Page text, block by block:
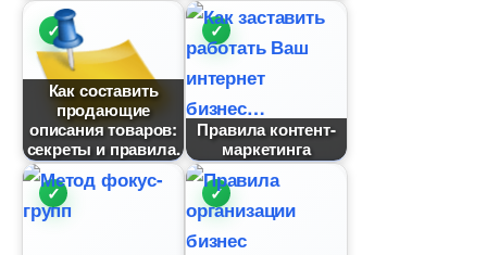
Как составить
продающие
описания товаров:
секреты и правила.
Правила контент-
маркетинга